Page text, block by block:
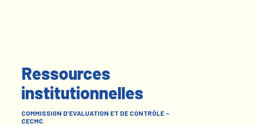
Ressources
institutionnelles
COMMISSION D’EVALUATION ET DE CONTRÔLE –
CECMC